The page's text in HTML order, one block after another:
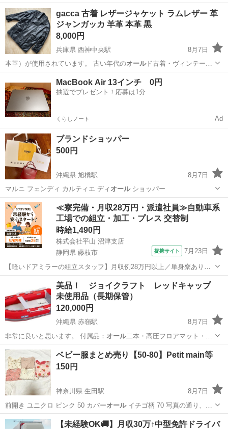
Cara Sサイズ（140cm台の方向け着丈短めサイズ） 総丈：125cm 上身
丈（ウエスト位置）：32cm 身幅：36cm 肩幅：31cm 袖丈：25.5cm...
栃木 那須塩原市 西那須野駅
gacca 古着 レザージャケット ラムレザー 革
ジャンガッカ 羊革 本革 黒
8,000円
兵庫県 西神中央駅
8月7日
本革）が使用されています。 古い年代のオールド古着・ヴィンテージ
品となりますので、…
神戸市 西神中央駅 ジャケット
MacBook Air 13インチ 0円
抽選でプレゼント！応募は1分
くらしノート Ad
ブランドショッパー
500円
沖縄県 旭橋駅
8月7日
マルニ フェンディ カルティエ ディ オール ショッパー
沖縄 那覇市 旭橋駅 その他 ブランドショッパー
≪寮完備・月収28万円・派遣社員≫自動車系
工場での組立・加工・プレス 交替制
時給1,490円
株式会社平山 沼津支店
静岡県 藤枝市
提携サイト 7月23日
【軽いドアミラーの組立スタッフ】月収例28万円以上／単身寮あり／
年間休日121日／初めてさんも安心のカンタン作業 【未経験歓迎】軽
いドアミラーの組立スタッフ｜新設のキレイな工場◎男女活躍中！ 大
手自動車部品メーカーの新設工...
その他
美品！ ジョイクラフト レッドキャップ
未使用品（長期保管）
120,000円
沖縄県 赤嶺駅
8月7日
非常に良いと思います。 付属品： オール二本・高圧フロアマット・座
板・高圧フッ…
沖縄 糸満市 赤嶺駅 マリンスポーツ
ベビー服まとめ売り【50-80】Petit main等
150円
神奈川県 生田駅
8月7日
前開き ユニクロ ピンク 50 カバーオールイチゴ柄 70 写真の通り、襟
元が…
神奈川 川崎市 生田駅 ベビー用品 プティマイン
【未経験OK🚚】月収30万↑中型免許ドライバ